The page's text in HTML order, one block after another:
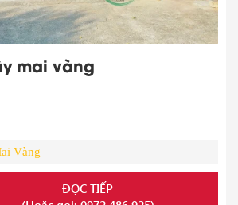
mai vàng
Vàng
ĐỌC TIẾP